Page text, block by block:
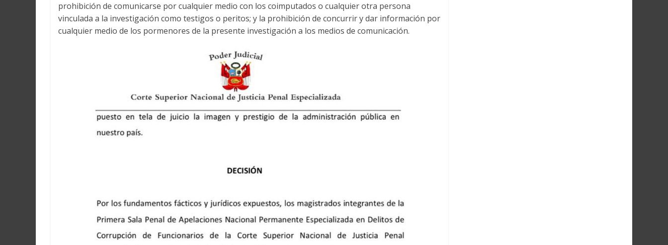
prohibición de comunicarse por cualquier medio con los coimputados o cualquier otra persona
vinculada a la investigación como testigos o peritos; y la prohibición de concurrir y dar información por
cualquier medio de los pormenores de la presente investigación a los medios de comunicación.